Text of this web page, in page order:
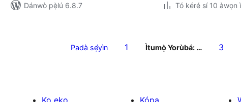
Dánwò pẹ̀lú 6.8.7
Tó kéré sí 10 àwọn
Padà sẹ́yìn 1 Ìtumọ̀ Yorùbá: … 3
Kọ ẹkọ Kópa